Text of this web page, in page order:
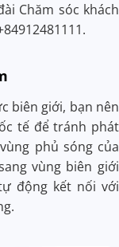
Chăm sóc khách
biên giới, bạn nên
tế để tránh phát
phủ sóng của
vùng biên giới
động kết nối với